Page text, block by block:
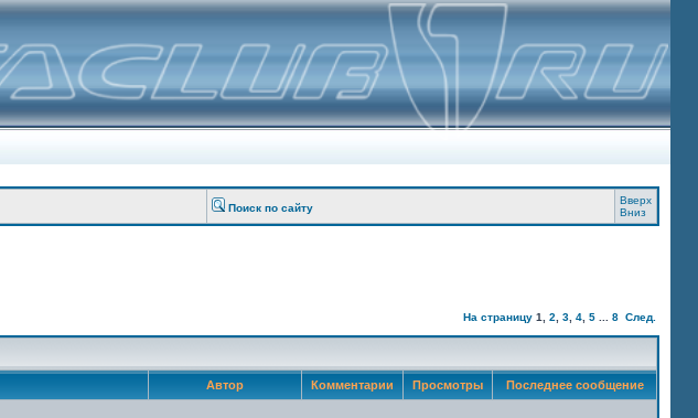
Поиск по сайту
Вверх
Вниз
На страницу 1 2 3 4 5 8 След.
Автор Комментарии Просмотры Последнее сообщение